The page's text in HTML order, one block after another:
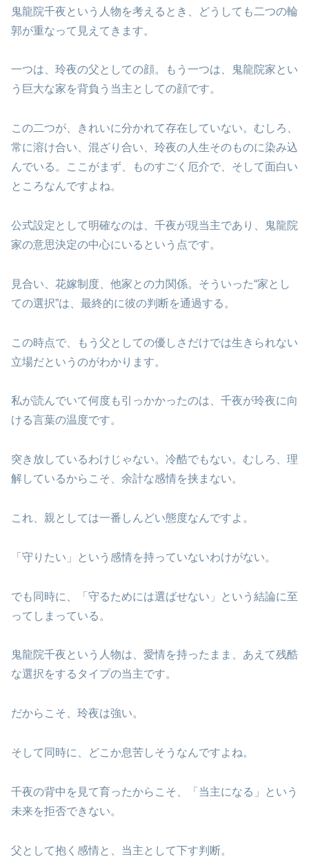
鬼龍院千夜という人物を考えるとき、どうしても二つの輪
郭が重なって見えてきます。
一つは、玲夜の父としての顔。もう一つは、鬼龍院家とい
う巨大な家を背負う当主としての顔です。
この二つが、きれいに分かれて存在していない。むしろ、
常に溶け合い、混ざり合い、玲夜の人生そのものに染み込
んでいる。ここがまず、ものすごく厄介で、そして面白い
ところなんですよね。
公式設定として明確なのは、千夜が現当主であり、鬼龍院
家の意思決定の中心にいるという点です。
見合い、花嫁制度、他家との力関係。そういった“家とし
ての選択”は、最終的に彼の判断を通過する。
この時点で、もう父としての優しさだけでは生きられない
立場だというのがわかります。
私が読んでいて何度も引っかかったのは、千夜が玲夜に向
ける言葉の温度です。
突き放しているわけじゃない。冷酷でもない。むしろ、理
解しているからこそ、余計な感情を挟まない。
これ、親としては一番しんどい態度なんですよ。
「守りたい」という感情を持っていないわけがない。
でも同時に、「守るためには選ばせない」という結論に至
ってしまっている。
鬼龍院千夜という人物は、愛情を持ったまま、あえて残酷
な選択をするタイプの当主です。
だからこそ、玲夜は強い。
そして同時に、どこか息苦しそうなんですよね。
千夜の背中を見て育ったからこそ、「当主になる」という
未来を拒否できない。
父として抱く感情と、当主として下す判断。